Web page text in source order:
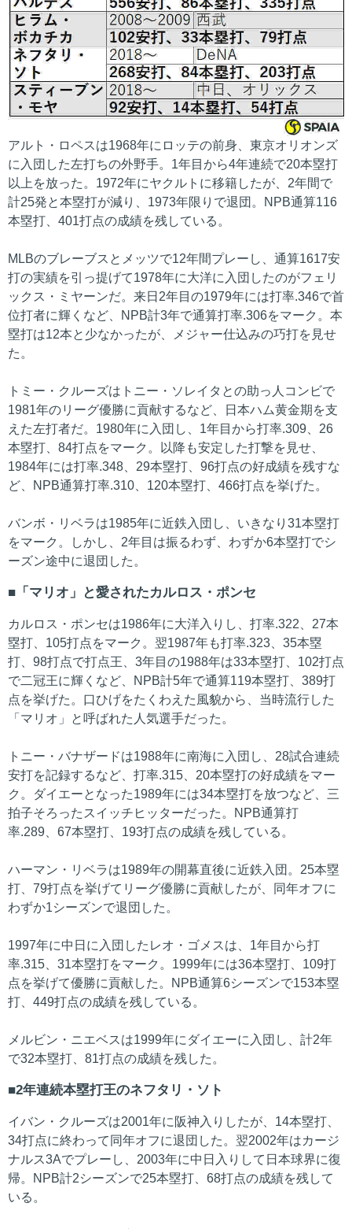
アルト・ロペスは1968年にロッテの前身、東京オリオンズ
に入団した左打ちの外野手。1年目から4年連続で20本塁打
以上を放った。1972年にヤクルトに移籍したが、2年間で
計25発と本塁打が減り、1973年限りで退団。NPB通算116
本塁打、401打点の成績を残している。
MLBのブレーブスとメッツで12年間プレーし、通算1617安
打の実績を引っ提げて1978年に大洋に入団したのがフェリ
ックス・ミヤーンだ。来日2年目の1979年には打率.346で首
位打者に輝くなど、NPB計3年で通算打率.306をマーク。本
塁打は12本と少なかったが、メジャー仕込みの巧打を見せ
た。
トミー・クルーズはトニー・ソレイタとの助っ人コンビで
1981年のリーグ優勝に貢献するなど、日本ハム黄金期を支
えた左打者だ。1980年に入団し、1年目から打率.309、26
本塁打、84打点をマーク。以降も安定した打撃を見せ、
1984年には打率.348、29本塁打、96打点の好成績を残すな
ど、NPB通算打率.310、120本塁打、466打点を挙げた。
バンボ・リベラは1985年に近鉄入団し、いきなり31本塁打
をマーク。しかし、2年目は振るわず、わずか6本塁打でシ
ーズン途中に退団した。
「マリオ」と愛されたカルロス・ポンセ
カルロス・ポンセは1986年に大洋入りし、打率.322、27本
塁打、105打点をマーク。翌1987年も打率.323、35本塁
打、98打点で打点王、3年目の1988年は33本塁打、102打点
で二冠王に輝くなど、NPB計5年で通算119本塁打、389打
点を挙げた。口ひげをたくわえた風貌から、当時流行した
「マリオ」と呼ばれた人気選手だった。
トニー・バナザードは1988年に南海に入団し、28試合連続
安打を記録するなど、打率.315、20本塁打の好成績をマー
ク。ダイエーとなった1989年には34本塁打を放つなど、三
拍子そろったスイッチヒッターだった。NPB通算打
率.289、67本塁打、193打点の成績を残している。
ハーマン・リベラは1989年の開幕直後に近鉄入団。25本塁
打、79打点を挙げてリーグ優勝に貢献したが、同年オフに
わずか1シーズンで退団した。
1997年に中日に入団したレオ・ゴメスは、1年目から打
率.315、31本塁打をマーク。1999年には36本塁打、109打
点を挙げて優勝に貢献した。NPB通算6シーズンで153本塁
打、449打点の成績を残している。
メルビン・ニエベスは1999年にダイエーに入団し、計2年
で32本塁打、81打点の成績を残した。
2年連続本塁打王のネフタリ・ソト
イバン・クルーズは2001年に阪神入りしたが、14本塁打、
34打点に終わって同年オフに退団した。翌2002年はカージ
ナルス3Aでプレーし、2003年に中日入りして日本球界に復
帰。NPB計2シーズンで25本塁打、68打点の成績を残して
いる。